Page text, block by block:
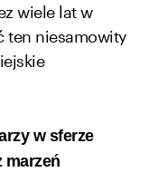
wiele lat w
ten niesamowity
w sferze
marzeń